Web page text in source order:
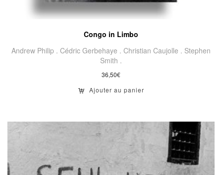
Congo in Limbo
Andrew Philip . Cédric Gerbehaye . Christian Caujolle . Stephen
Smith .
36,50€
Ajouter au panier